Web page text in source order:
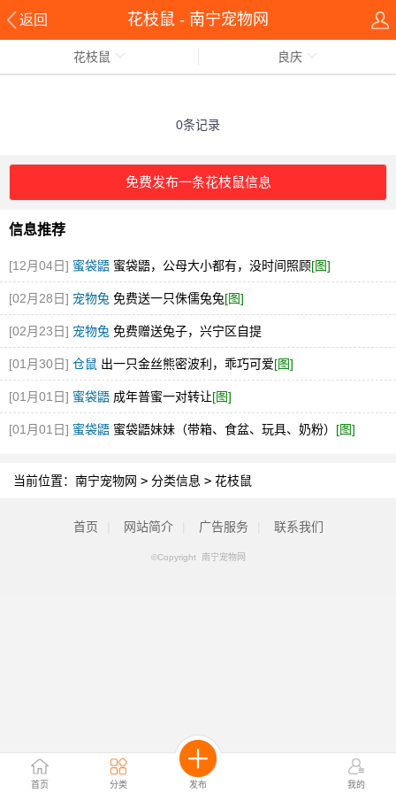
返回 花枝鼠 - 南宁宠物网
首页 分类 发布 我的
花枝鼠 良庆
0条记录
免费发布一条花枝鼠信息
信息推荐
[12月04日] 蜜袋鼯 蜜袋鼯，公母大小都有，没时间照顾[图]
[02月28日] 宠物兔 免费送一只侏儒兔兔[图]
[02月23日] 宠物兔 免费赠送兔子，兴宁区自提
[01月30日] 仓鼠 出一只金丝熊密波利，乖巧可爱[图]
[01月01日] 蜜袋鼯 成年普蜜一对转让[图]
[01月01日] 蜜袋鼯 蜜袋鼯妹妹（带箱、食盆、玩具、奶粉） [图]
当前位置： 南宁宠物网 > 分类信息 > 花枝鼠
首页 网站简介 广告服务 联系我们
©Copyright 南宁宠物网